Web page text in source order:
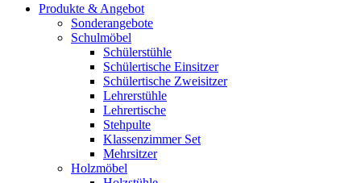
Produkte & Angebot
Sonderangebote
Schulmöbel
Schülerstühle
Schülertische Einsitzer
Schülertische Zweisitzer
Lehrerstühle
Lehrertische
Stehpulte
Klassenzimmer Set
Mehrsitzer
Holzmöbel